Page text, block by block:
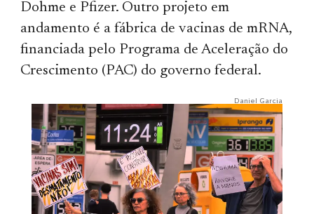
Dohme e Pfizer. Outro projeto em
andamento é a fábrica de vacinas de mRNA,
financiada pelo Programa de Aceleração do
Crescimento (PAC) do governo federal.
Daniel Garcia